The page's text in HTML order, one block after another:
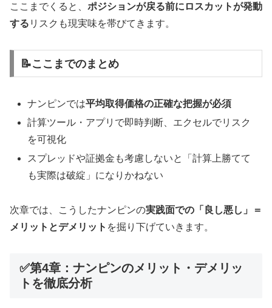
ここまでくると、 ポジションが戻る前にロスカットが発動
する リスクも現実味を帯びてきます。
📝ここまでのまとめ
ナンピンでは平均取得価格の正確な把握が必須
計算ツール・アプリで即時判断、エクセルでリスク
を可視化
スプレッドや証拠金も考慮しないと「計算上勝てて
も実際は破綻」になりかねない
次章では、こうしたナンピンの実践面での「良し悪し」＝
メリットとデメリット を掘り下げていきます。
✅第4章：ナンピンのメリット・デメリッ
トを徹底分析